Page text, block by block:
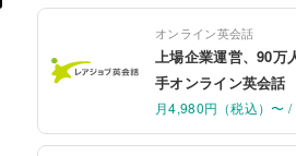
オンライン英会話
上場企業運営、90万
手オンライン英会話
月4,980円（税込）〜 /